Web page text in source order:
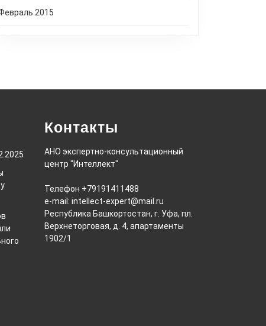
2015
Контакты
АНО экспертно-консультационный
центр "Интеллект"
Телефон +79191411488
e-mail: intellect-expert@mail.ru
Республика Башкортостан, г. Уфа, пл.
Верхнеторговая, д. 4, апартаменты
1902/1